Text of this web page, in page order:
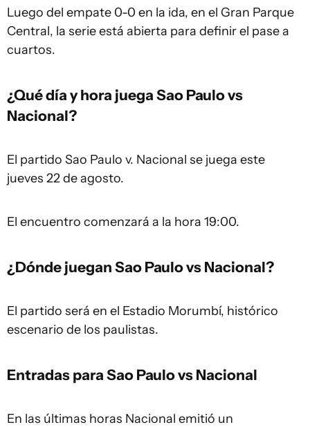
Luego del empate 0-0 en la ida, en el Gran Parque
Central, la serie está abierta para definir el pase a
cuartos.
¿Qué día y hora juega Sao Paulo vs
Nacional?
El partido Sao Paulo v. Nacional se juega este
jueves 22 de agosto.
El encuentro comenzará a la hora 19:00.
¿Dónde juegan Sao Paulo vs Nacional?
El partido será en el Estadio Morumbí, histórico
escenario de los paulistas.
Entradas para Sao Paulo vs Nacional
En las últimas horas Nacional emitió un